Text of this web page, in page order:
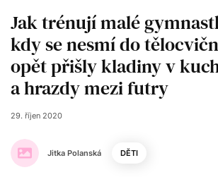
Jak trénují malé
kdy se nesmí do
opět přišly kladiny v
a hrazdy mezi futry
Jitka Polanská
29. říjen 2020
DĚTI